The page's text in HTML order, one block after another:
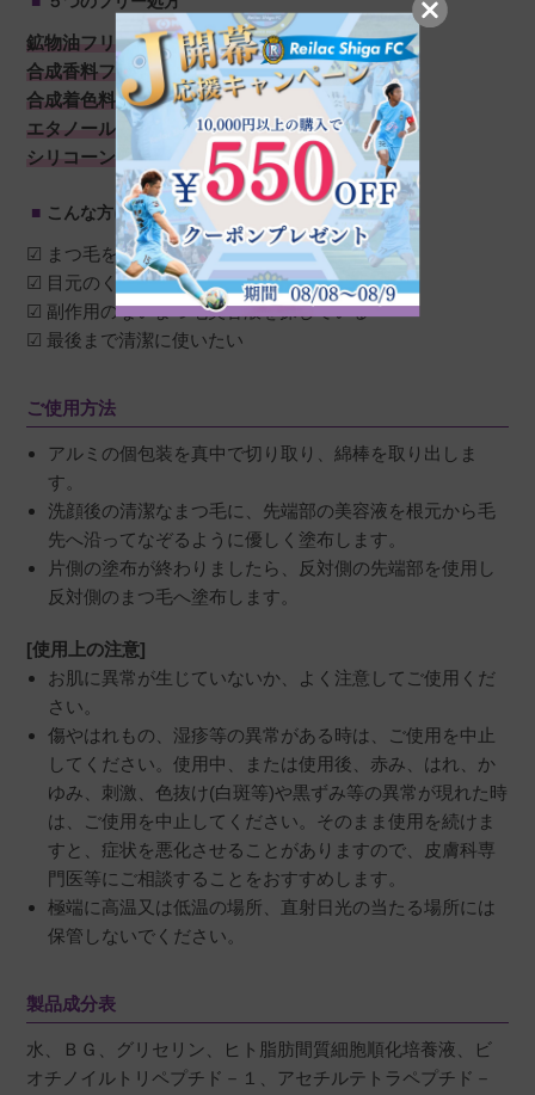
鉱物油フリー
合成香料フリー
合成着色料フリー
エタノールフリー
シリコーンフリー
こんな方におすすめ
☑ まつ毛を伸ばしたい
☑ 目元のくすみが気になる
☑ 副作用のないまつ毛美容液を探している
☑ 最後まで清潔に使いたい
ご使用方法
アルミの個包装を真中で切り取り、綿棒を取り出しま
す。
洗顔後の清潔なまつ毛に、先端部の美容液を根元から毛
先へ沿ってなぞるように優しく塗布します。
片側の塗布が終わりましたら、反対側の先端部を使用し
反対側のまつ毛へ塗布します。
[使用上の注意]
お肌に異常が生じていないか、よく注意してご使用くだ
さい。
傷やはれもの、湿疹等の異常がある時は、ご使用を中止
してください。使用中、または使用後、赤み、はれ、か
ゆみ、刺激、色抜け(白斑等)や黒ずみ等の異常が現れた時
は、ご使用を中止してください。そのまま使用を続けま
すと、症状を悪化させることがありますので、皮膚科専
門医等にご相談することをおすすめします。
極端に高温又は低温の場所、直射日光の当たる場所には
保管しないでください。
製品成分表
水、ＢＧ、グリセリン、ヒト脂肪間質細胞順化培養液、ビ
オチノイルトリペプチド－１、アセチルテトラペプチド－